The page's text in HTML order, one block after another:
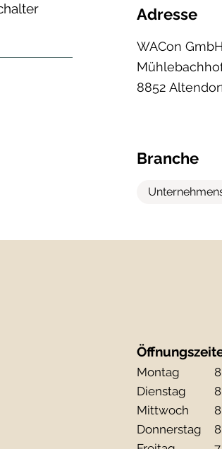
Adresse
WACon GmbH
8852
Branche
Montag
Dienstag
Mittwoch
Donnerstag